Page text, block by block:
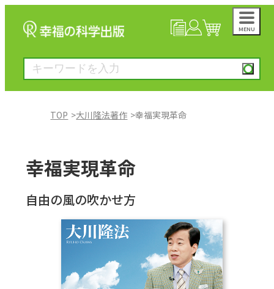
MENU
絵本
TOP 大川隆法著作 幸福実現革命
幸福実現革命
自由の風の吹かせ方